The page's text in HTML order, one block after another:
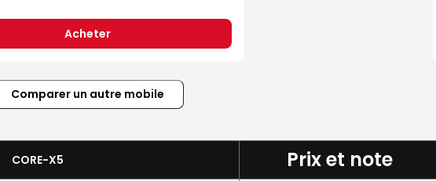
Acheter
Comparer un autre mobile
CORE-X5 Prix et note